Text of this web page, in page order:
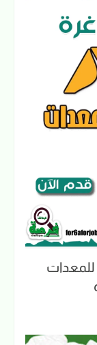
دلتا للمعدات